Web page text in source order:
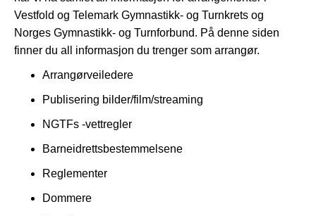
Vestfold og Telemark Gymnastikk- og Turnkrets og
Norges Gymnastikk- og Turnforbund. På denne siden
finner du all informasjon du trenger som arrangør.
Arrangørveiledere
Publisering bilder/film/streaming
NGTFs -vettregler
Barneidrettsbestemmelsene
Reglementer
Dommere